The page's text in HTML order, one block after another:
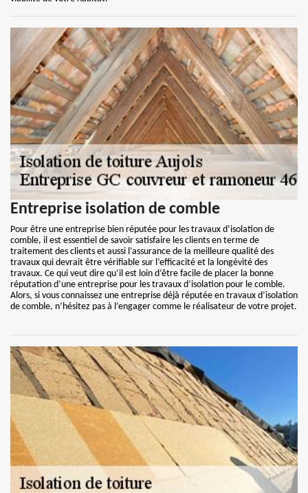
Entreprise isolation de comble
Pour être une entreprise bien réputée pour les travaux d’isolation de
comble, il est essentiel de savoir satisfaire les clients en terme de
traitement des clients et aussi l’assurance de la meilleure qualité des
travaux qui devrait être vérifiable sur l’efficacité et la longévité des
travaux. Ce qui veut dire qu’il est loin d’être facile de placer la bonne
réputation d’une entreprise pour les travaux d’isolation pour le comble.
Alors, si vous connaissez une entreprise déjà réputée en travaux d’isolation
de comble, n’hésitez pas à l’engager comme le réalisateur de votre projet.